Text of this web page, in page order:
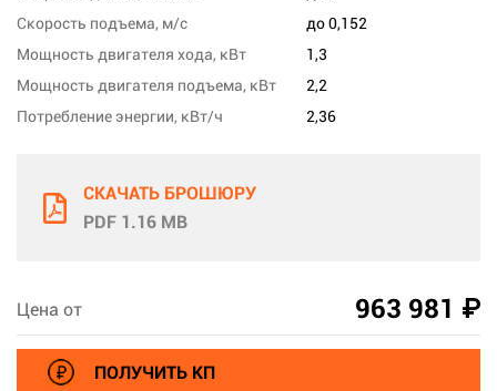
Скорость подъема, м/с
до 0,152
Мощность двигателя хода, кВт
1,3
Мощность двигателя подъема, кВт
2,2
Потребление энергии, кВт/ч
2,36
СКАЧАТЬ БРОШЮРУ
PDF 1.16 MB
Цена от 963 981 ₽
ПОЛУЧИТЬ КП